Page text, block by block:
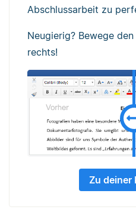
Abschlussarbeit zu
Neugierig? Bewege
rechts!
Zu deiner